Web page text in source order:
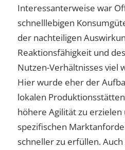
Interessanterweise war
schnelllebigen
der nachteiligen
Reaktionsfähigkeit und
Nutzen-Verhältnisses viel
Hier wurde eher der
lokalen
höhere Agilität zu
spezifischen
schneller zu erfüllen. Auch